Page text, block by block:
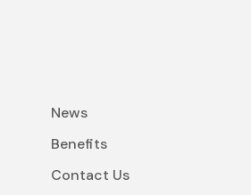
News
Benefits
Contact Us